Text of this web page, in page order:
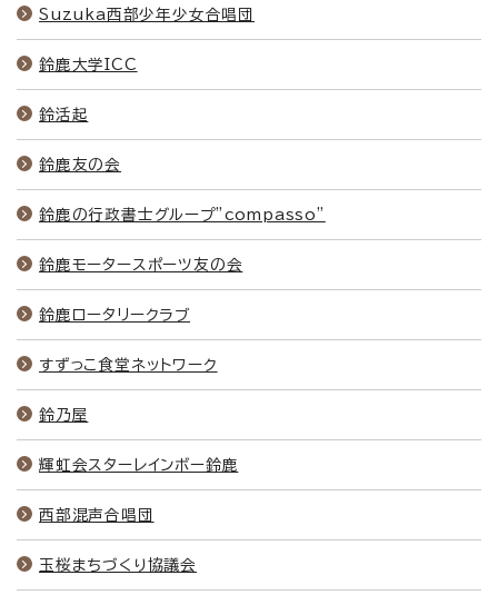
Suzuka西部少年少女合唱団
鈴鹿大学ICC
鈴活起
鈴鹿友の会
鈴鹿の行政書士グループ”compasso”
鈴鹿モータースポーツ友の会
鈴鹿ロータリークラブ
すずっこ食堂ネットワーク
鈴乃屋
輝虹会スターレインボー鈴鹿
西部混声合唱団
玉桜まちづくり協議会